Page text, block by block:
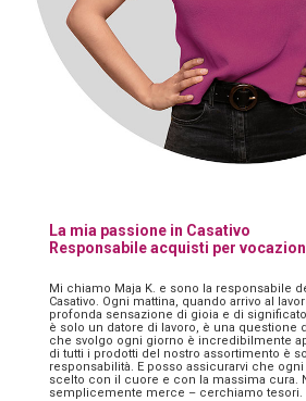
La mia passione in Casativo
Responsabile acquisti per
Mi chiamo Maja K. e sono la responsabile
Casativo. Ogni mattina, quando arrivo al
profonda sensazione di gioia e di
è solo un datore di lavoro, è una questione
che svolgo ogni giorno è incredibilmente
di tutti i prodotti del nostro assortimento è
responsabilità. E posso assicurarvi che
scelto con il cuore e con la massima cura.
semplicemente merce – cerchiamo tesori.